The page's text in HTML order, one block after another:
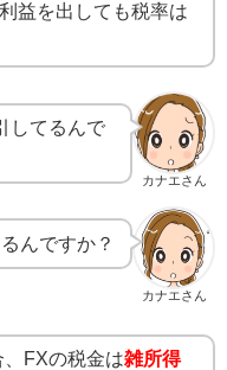
益を出しても税率は
カナエさん
してるんで
カナエさん
んですか？
FXの税金は雑所得